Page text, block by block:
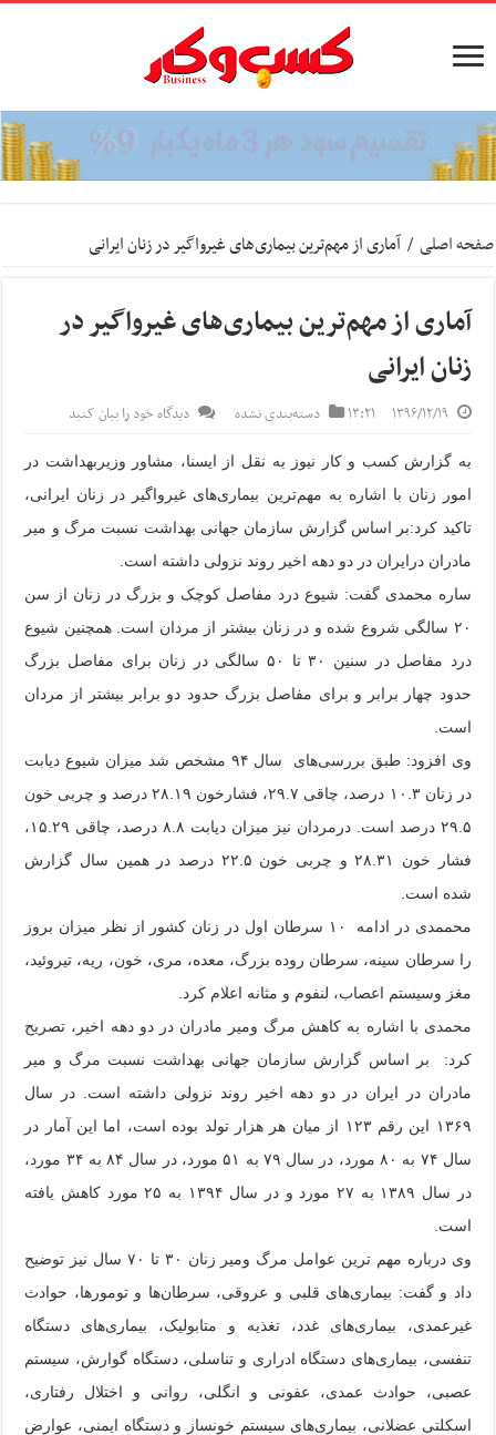
صفحه اصلی / آماری از مهم‌ترین بیماری‌های غیرواگیر در زنان ایرانی
آماری از مهم‌ترین بیماری‌های غیرواگیر در
زنان ایرانی
۱۳۹۶/۱۲/۱۹ ۱۳:۲۱ دسته‌بندی نشده دیدگاه خود را بیان کنید
به گزارش کسب و کار نیوز به نقل از ایسنا، مشاور وزیربهداشت در
امور زنان با اشاره به مهم‌ترین بیماری‌های غیرواگیر در زنان ایرانی،
تاکید کرد:بر اساس گزارش سازمان جهانی بهداشت نسبت مرگ و میر
مادران درایران در دو دهه اخیر روند نزولی داشته است.
ساره محمدی گفت: شیوع درد مفاصل کوچک و بزرگ در زنان از سن
۲۰ سالگی شروع شده و در زنان بیشتر از مردان است. همچنین شیوع
درد مفاصل در سنین ۳۰ تا ۵۰ سالگی در زنان برای مفاصل بزرگ
حدود چهار برابر و برای مفاصل بزرگ حدود دو برابر بیشتر از مردان
است.
وی افزود: طبق بررسی‌های سال ۹۴ مشخص شد میزان شیوع دیابت
در زنان ۱۰.۳ درصد، چاقی ۲۹.۷، فشارخون ۲۸.۱۹ درصد و چربی خون
۲۹.۵ درصد است. درمردان نیز میزان دیابت ۸.۸ درصد، چاقی ۱۵.۲۹،
فشار خون ۲۸.۳۱ و چربی خون ۲۲.۵ درصد در همین سال گزارش
شده است.
محممدی در ادامه ۱۰ سرطان اول در زنان کشور از نظر میزان بروز
را سرطان سینه، سرطان روده بزرگ، معده، مری، خون، ریه، تیروئید،
مغز وسیستم اعصاب، لنفوم و مثانه اعلام کرد.
محمدی با اشاره به کاهش مرگ ومیر مادران در دو دهه اخیر، تصریح
کرد: بر اساس گزارش سازمان جهانی بهداشت نسبت مرگ و میر
مادران در ایران در دو دهه اخیر روند نزولی داشته است. در سال
۱۳۶۹ این رقم ۱۲۳ از میان هر هزار تولد بوده است، اما این آمار در
سال ۷۴ به ۸۰ مورد، در سال ۷۹ به ۵۱ مورد، در سال ۸۴ به ۳۴ مورد،
در سال ۱۳۸۹ به ۲۷ مورد و در سال ۱۳۹۴ به ۲۵ مورد کاهش یافته
است.
وی درباره مهم ترین عوامل مرگ ومیر زنان ۳۰ تا ۷۰ سال نیز توضیح
داد و گفت: بیماری‌های قلبی و عروقی، سرطان‌ها و تومورها، حوادث
غیرعمدی، بیماری‌های غدد، تغذیه و متابولیک، بیماری‌های دستگاه
تنفسی، بیماری‌های دستگاه ادراری و تناسلی، دستگاه گوارش، سیستم
عصبی، حوادث عمدی، عفونی و انگلی، روانی و اختلال رفتاری،
اسکلتی عضلانی، بیماری‌های سیستم خونساز و دستگاه ایمنی، عوارض